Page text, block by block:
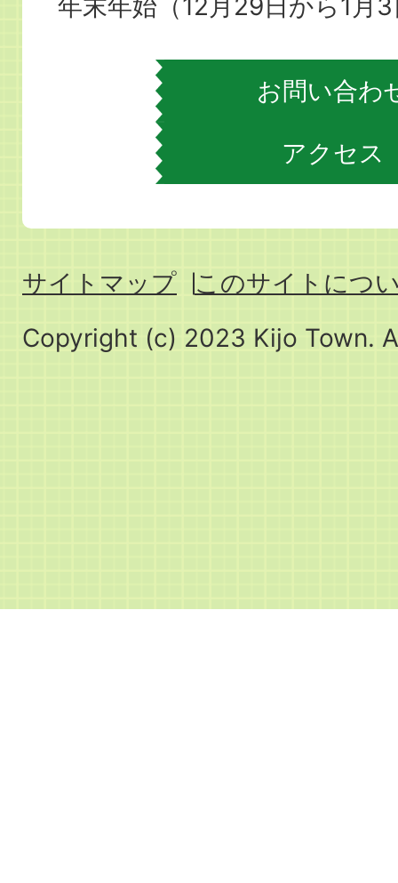
年末年始（12月29日から1月
お問い合わ
アクセス
サイトマップ
このサイトにつ
Copyright (c) 2023 Kijo Town.